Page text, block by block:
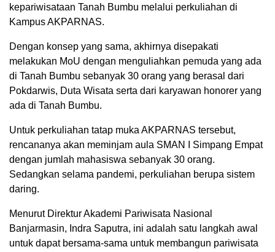
kepariwisataan Tanah Bumbu melalui perkuliahan di
Kampus AKPARNAS.
Dengan konsep yang sama, akhirnya disepakati
melakukan MoU dengan menguliahkan pemuda yang ada
di Tanah Bumbu sebanyak 30 orang yang berasal dari
Pokdarwis, Duta Wisata serta dari karyawan honorer yang
ada di Tanah Bumbu.
Untuk perkuliahan tatap muka AKPARNAS tersebut,
rencananya akan meminjam aula SMAN I Simpang Empat
dengan jumlah mahasiswa sebanyak 30 orang.
Sedangkan selama pandemi, perkuliahan berupa sistem
daring.
Menurut Direktur Akademi Pariwisata Nasional
Banjarmasin, Indra Saputra, ini adalah satu langkah awal
untuk dapat bersama-sama untuk membangun pariwisata